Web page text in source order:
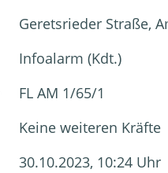
Geretsrieder Straße,
Infoalarm (Kdt.)
FL AM 1/65/1
Keine weiteren Kräfte
30.10.2023, 10:24 Uhr